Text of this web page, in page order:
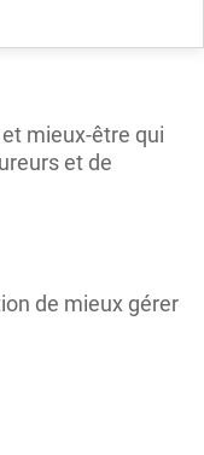
mieux-être qui
et de
de mieux gérer